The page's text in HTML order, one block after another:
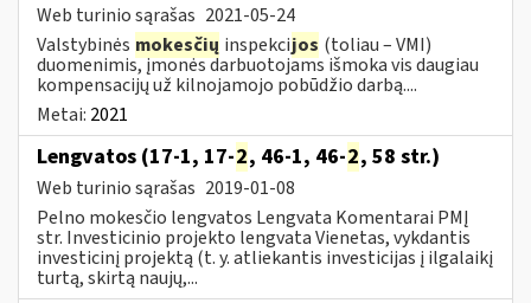
Web turinio sąrašas 2021-05-24
Valstybinės mokesčių inspekcijos (toliau – VMI)
duomenimis, įmonės darbuotojams išmoka vis daugiau
kompensacijų už kilnojamojo pobūdžio darbą....
Metai: 2021
Lengvatos (17-1, 17-2, 46-1, 46-2, 58 str.)
Web turinio sąrašas 2019-01-08
Pelno mokesčio lengvatos Lengvata Komentarai PMĮ
str. Investicinio projekto lengvata Vienetas, vykdantis
investicinį projektą (t. y. atliekantis investicijas į ilgalaikį
turtą, skirtą naujų,...